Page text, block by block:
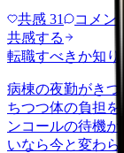
共感 31 コメン
共感する
転職すべきか知り
病棟の夜勤がき
ちつつ体の負担
ンコールの待機
いなら今と変わ